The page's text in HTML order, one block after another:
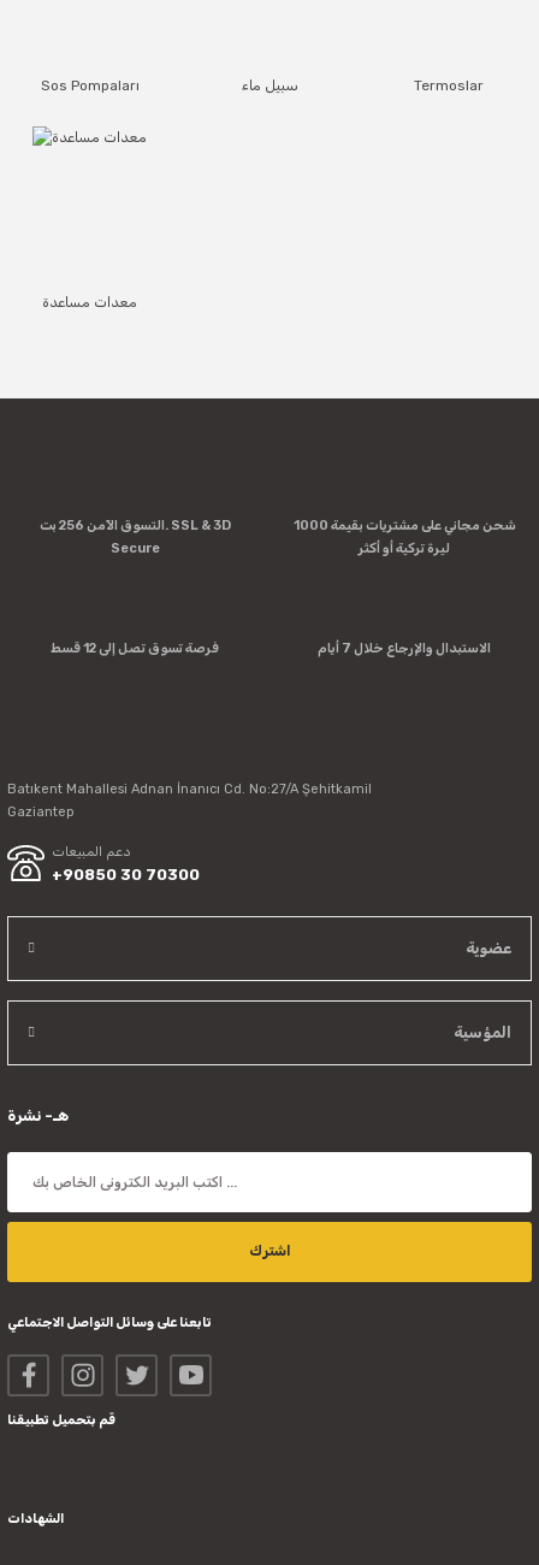
Sos Pompaları سبيل ماء Termoslar
معدات مساعدة
التسوق الآمن 256 بت. SSL & 3D
Secure
شحن مجاني على مشتريات بقيمة 1000
ليرة تركية أو أكثر
فرصة تسوق تصل إلى 12 قسط الاستبدال والإرجاع خلال 7 أيام
Batıkent Mahallesi Adnan İnanıcı Cd. No:27/A Şehitkamil
Gaziantep
دعم المبيعات
+90850 30 70300
عضوية
المؤسية
هـ- نشرة
اشترك
تابعنا على وسائل التواصل الاجتماعي
قم بتحميل تطبيقنا
الشهادات